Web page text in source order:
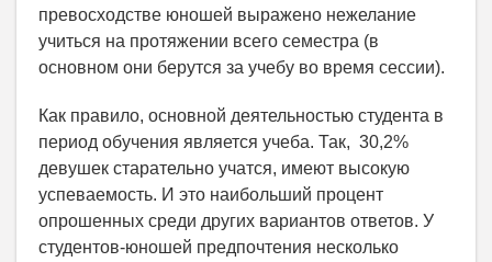
превосходстве юношей выражено нежелание
учиться на протяжении всего семестра (в
основном они берутся за учебу во время сессии).
Как правило, основной деятельностью студента в
период обучения является учеба. Так, 30,2%
девушек старательно учатся, имеют высокую
успеваемость. И это наибольший процент
опрошенных среди других вариантов ответов. У
студентов-юношей предпочтения несколько